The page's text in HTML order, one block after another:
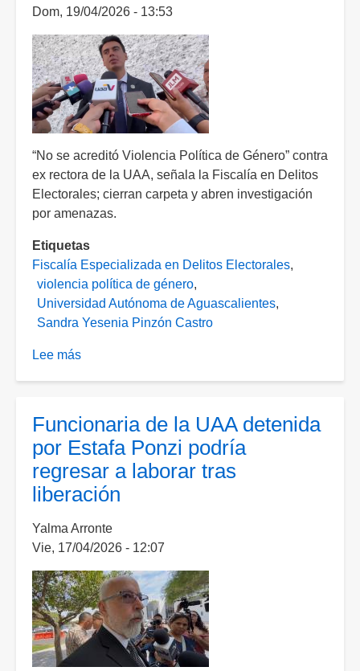
la
sobre
propuesta
de
MC,
pero
padrón
electoral
Dom, 19/04/2026 - 13:53
“No se acreditó Violencia Política de Género” contra
ex rectora de la UAA, señala la Fiscalía en Delitos
Electorales; cierran carpeta y abren investigación
por amenazas.
Etiquetas
Fiscalía Especializada en Delitos Electorales
violencia política de género
Universidad Autónoma de Aguascalientes
Sandra Yesenia Pinzón Castro
Lee más
VPG”
contra
ex
rectora
la
UAA:
en
Delitos
Electorales;
cierran
carpeta
Funcionaria de la UAA detenida
por Estafa Ponzi podría
regresar a laborar tras
liberación
Yalma Arronte
Vie, 17/04/2026 - 12:07